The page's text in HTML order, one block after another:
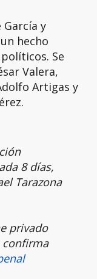
García y
hecho
Se
Valera,
Artigas y
8 días,
Tarazona
privado
confirma